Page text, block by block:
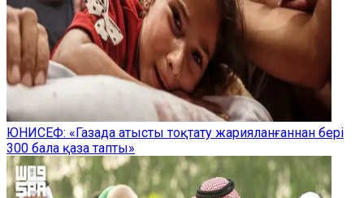
ЮНИСЕФ: «Газада атысты тоқтату жарияланғаннан бері
300 бала қаза тапты»